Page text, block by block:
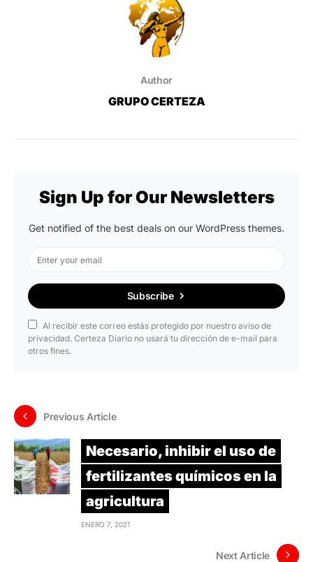
Author
GRUPO CERTEZA
Sign Up for Our Newsletters
Get notified of the best deals on our WordPress themes.
Subscribe
Al recibir este correo estás protegido por nuestro aviso de
privacidad. Certeza Diario no usará tu dirección de e-mail para
otros fines.
Previous Article
Necesario, inhibir el uso de
fertilizantes químicos en la
agricultura
ENERO 7, 2021
Next Article